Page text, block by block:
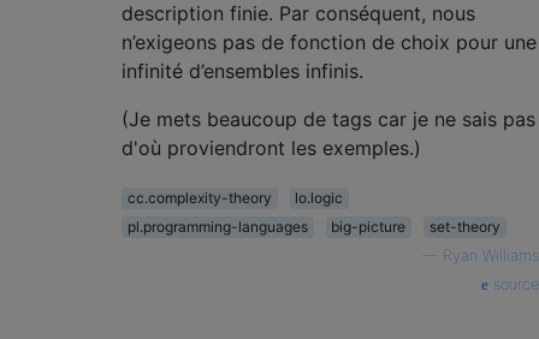
description finie. Par conséquent, nous
n’exigeons pas de fonction de choix pour une
infinité d’ensembles infinis.
(Je mets beaucoup de tags car je ne sais pas
d'où proviendront les exemples.)
cc.complexity-theory
lo.logic
pl.programming-languages
big-picture
set-theory
Ryan Williams
source